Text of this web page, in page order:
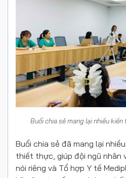
Buổi chia sẻ mang lại nhiều
Buổi chia sẻ đã mang lại
thiết thực, giúp đội ngũ nhân
nói riêng và Tổ hợp Y tế